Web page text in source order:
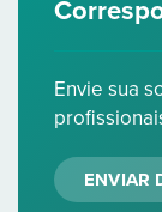
Envie sua
ENVIAR